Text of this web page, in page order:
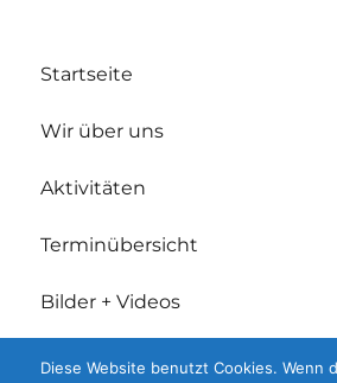
Startseite
Wir über uns
Aktivitäten
Terminübersicht
Bilder + Videos
Geschichtliches
Diese Website benutzt Cookies. Wenn